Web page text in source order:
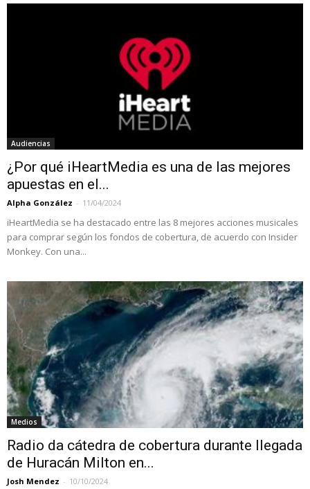
Audiencias
¿Por qué iHeartMedia es una de las mejores
apuestas en el...
Alpha González - 11/04/2024
iHeartMedia se ha destacado entre las 8 mejores acciones musicales
para comprar según los fondos de cobertura, de acuerdo con Insider
Monkey. Con una...
Medios
Radio da cátedra de cobertura durante llegada
de Huracán Milton en...
Josh Mendez - 10/10/2024